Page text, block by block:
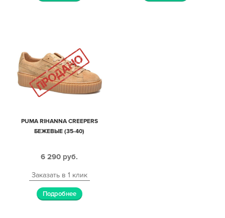
PUMA RIHANNA CREEPERS
БЕЖЕВЫЕ (35-40)
6 290 руб.
Заказать в 1 клик
Подробнее